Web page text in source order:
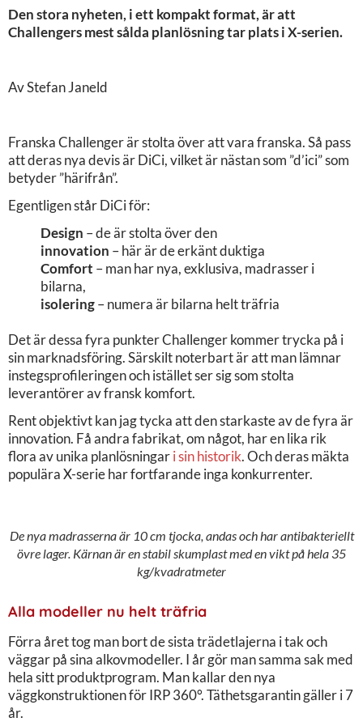
Den stora nyheten, i ett kompakt format, är att
Challengers mest sålda planlösning tar plats i X-serien.
Av Stefan Janeld
Franska Challenger är stolta över att vara franska. Så pass
att deras nya devis är DiCi, vilket är nästan som ”d’ici” som
betyder ”härifrån”.
Egentligen står DiCi för:
Design – de är stolta över den
innovation – här är de erkänt duktiga
Comfort – man har nya, exklusiva, madrasser i
bilarna,
isolering– numera är bilarna helt träfria
Det är dessa fyra punkter Challenger kommer trycka på i
sin marknadsföring. Särskilt noterbart är att man lämnar
instegsprofileringen och istället ser sig som stolta
leverantörer av fransk komfort.
Rent objektivt kan jag tycka att den starkaste av de fyra är
innovation. Få andra fabrikat, om något, har en lika rik
flora av unika planlösningari sin historik. Och deras mäkta
populära X-serie har fortfarande inga konkurrenter.
De nya madrasserna är 10 cm tjocka, andas och har antibakteriellt
övre lager. Kärnan är en stabil skumplast med en vikt på hela 35
kg/kvadratmeter
Alla modeller nu helt träfria
Förra året tog man bort de sista trädetlajerna i tak och
väggar på sina alkovmodeller. I år gör man samma sak med
hela sitt produktprogram. Man kallar den nya
väggkonstruktionen för IRP 360°. Täthetsgarantin gäller i 7
år.